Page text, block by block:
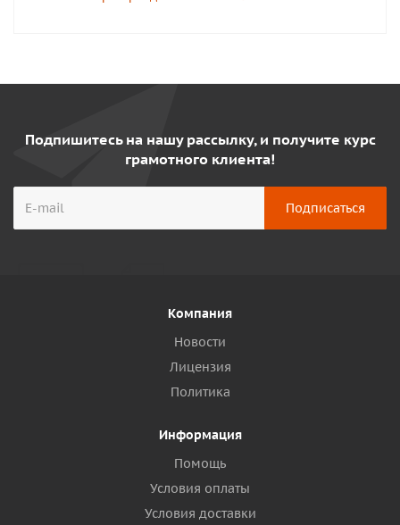
Подпишитесь на нашу рассылку, и получите курс
грамотного клиента!
Компания
Новости
Лицензия
Политика
Информация
Помощь
Условия оплаты
Условия доставки